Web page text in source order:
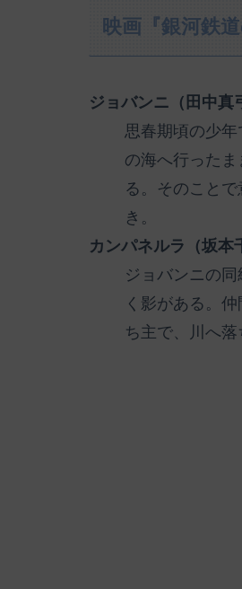
映画『銀河鉄
ジョバンニ（田中真
思春期頃の少
の海へ行った
る。そのこと
き。
カンパネルラ（坂本
ジョバンニの
く影がある。
ち主で、川へ